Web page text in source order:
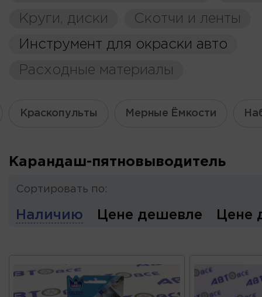
Круги, диски
Скотчи и ленты
Инструмент для окраски авто
Расходные материалы
Краскопульты Мерные Ёмкости
Карандаш-пятновыводитель
Сортировать по:
Наличию Цене дешевле Цене